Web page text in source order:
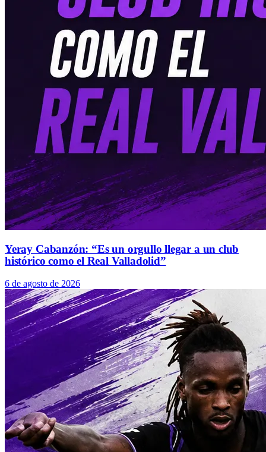
Yeray Cabanzón: “Es un orgullo llegar a un club
histórico como el Real Valladolid”
6 de agosto de 2026